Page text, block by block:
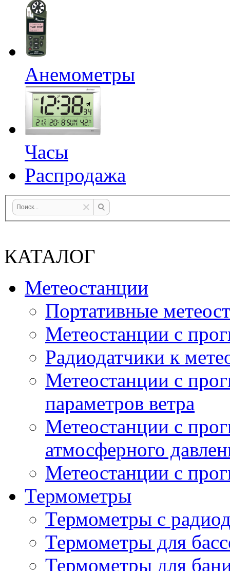
Анемометры
Часы
Распродажа
КАТАЛОГ
Метеостанции
Портативные
Метеостанции с
Радиодатчики к
Метеостанции с
параметров ветра
Метеостанции с
атмосферного
Метеостанции с
Термометры
Термометры с
Термометры для
Термометры для